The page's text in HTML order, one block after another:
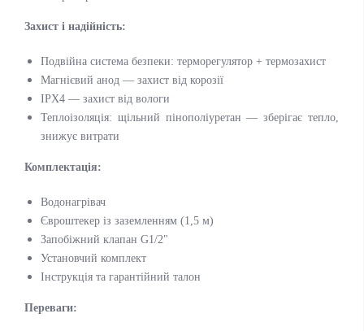
Захист і надійність:
Подвійна система безпеки: терморегулятор + термозахист
Магнієвий анод — захист від корозії
IPX4 — захист від вологи
Теплоізоляція: щільний пінополіуретан — зберігає тепло,
знижує витрати
Комплектація:
Водонагрівач
Євроштекер із заземленням (1,5 м)
Запобіжний клапан G1/2"
Установчий комплект
Інструкція та гарантійний талон
Переваги: